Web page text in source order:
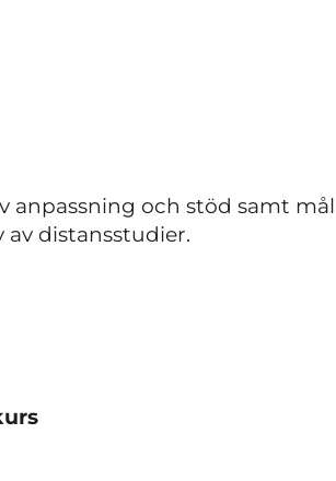
anpassning och stöd samt
av distansstudier.